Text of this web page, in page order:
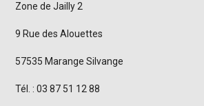
Zone de Jailly 2
9 Rue des Alouettes
57535 Marange Silvange
Tél. : 03 87 51 12 88